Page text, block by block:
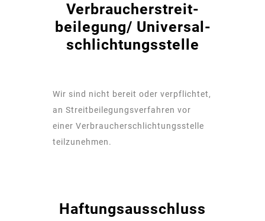
Verbraucher­streit­
beilegung/ Universal­
schlichtungs­stelle
Wir sind nicht bereit oder verpflichtet,
an Streitbeilegungsverfahren vor
einer Verbraucherschlichtungsstelle
teilzunehmen.
Haftungsausschluss